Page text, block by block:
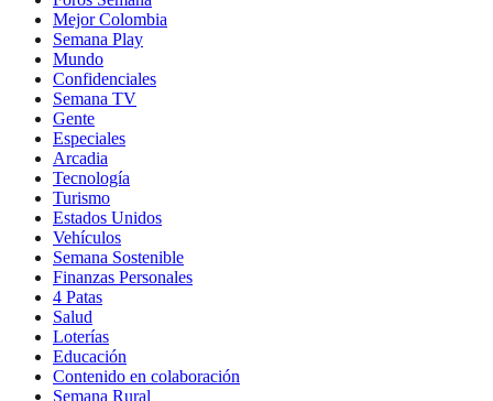
Mejor Colombia
Semana Play
Mundo
Confidenciales
Semana TV
Gente
Especiales
Arcadia
Tecnología
Turismo
Estados Unidos
Vehículos
Semana Sostenible
Finanzas Personales
4 Patas
Salud
Loterías
Educación
Contenido en colaboración
Semana Rural